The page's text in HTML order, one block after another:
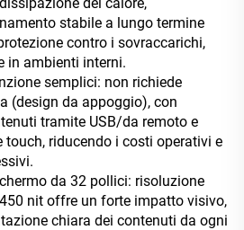
stabile a lungo termine
contro i sovraccarichi,
in ambienti interni.
semplici: non richiede
(design da appoggio), con
tramite USB/da remoto e
riducendo i costi operativi e
da 32 pollici: risoluzione
nit offre un forte impatto visivo,
chiara dei contenuti da ogni